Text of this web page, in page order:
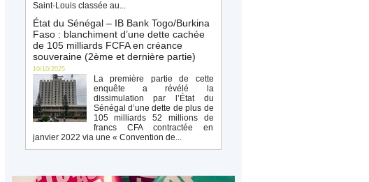
Saint-Louis classée au...
État du Sénégal – IB Bank Togo/Burkina
Faso : blanchiment d’une dette cachée
de 105 milliards FCFA en créance
souveraine (2ème et dernière partie)
10/10/2025
La première partie de cette
enquête a révélé la
dissimulation par l’État du
Sénégal d’une dette de plus de
105 milliards 52 millions de
francs CFA contractée en
janvier 2022 via une « Convention de...